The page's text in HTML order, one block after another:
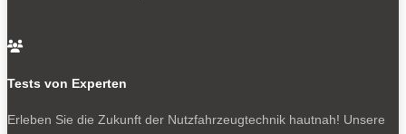

Tests von Experten
Erleben Sie die Zukunft der Nutzfahrzeugtechnik hautnah! Unsere